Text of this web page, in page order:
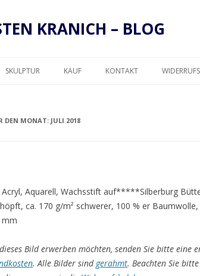
KRANICH – BLOG
SKULPTUR KAUF KONTAKT
DEN MONAT: JULI 2018
Acryl, Aquarell, Wachsstift auf*****Silberburg
ca. 170 g/m² schwerer, 100 % er
mm
Bild erwerben möchten, senden Sie bitte eine
. Alle Bilder sind gerahmt. Beachten Sie